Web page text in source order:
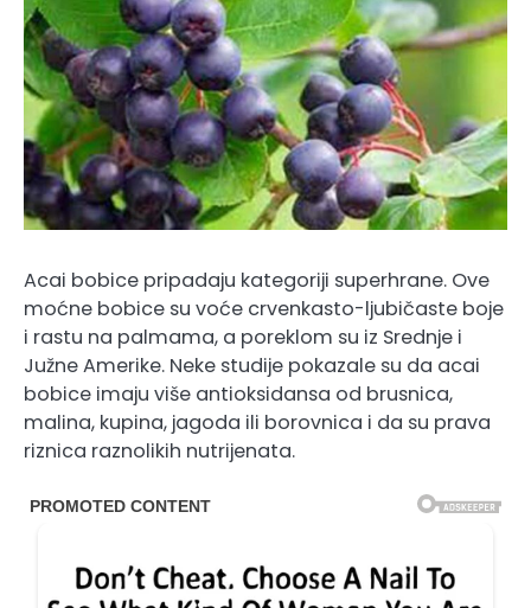
Acai bobice pripadaju kategoriji superhrane. Ove
moćne bobice su voće crvenkasto-ljubičaste boje
i rastu na palmama, a poreklom su iz Srednje i
Južne Amerike. Neke studije pokazale su da acai
bobice imaju više antioksidansa od brusnica,
malina, kupina, jagoda ili borovnica i da su prava
riznica raznolikih nutrijenata.